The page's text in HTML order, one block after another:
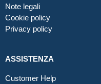
Note legali
Cookie policy
Privacy policy
ASSISTENZA
Customer Help